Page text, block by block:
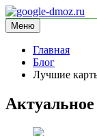
Перейти
к
содержимому
google-dmoz.ru
информационный
Меню
Главная
Блог
Лучшие
Актуальное